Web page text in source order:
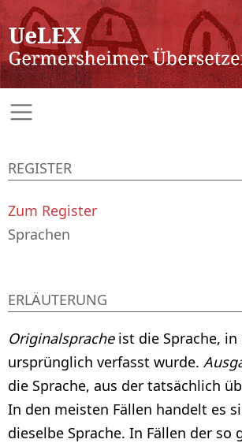
REGISTER
Zum Register
Sprachen
ERLÄUTERUNG
Originalspracheist die Sprache, in
ursprünglich verfasst wurde.
die Sprache, aus der tatsächlich
In den meisten Fällen handelt es
dieselbe Sprache. In Fällen der so